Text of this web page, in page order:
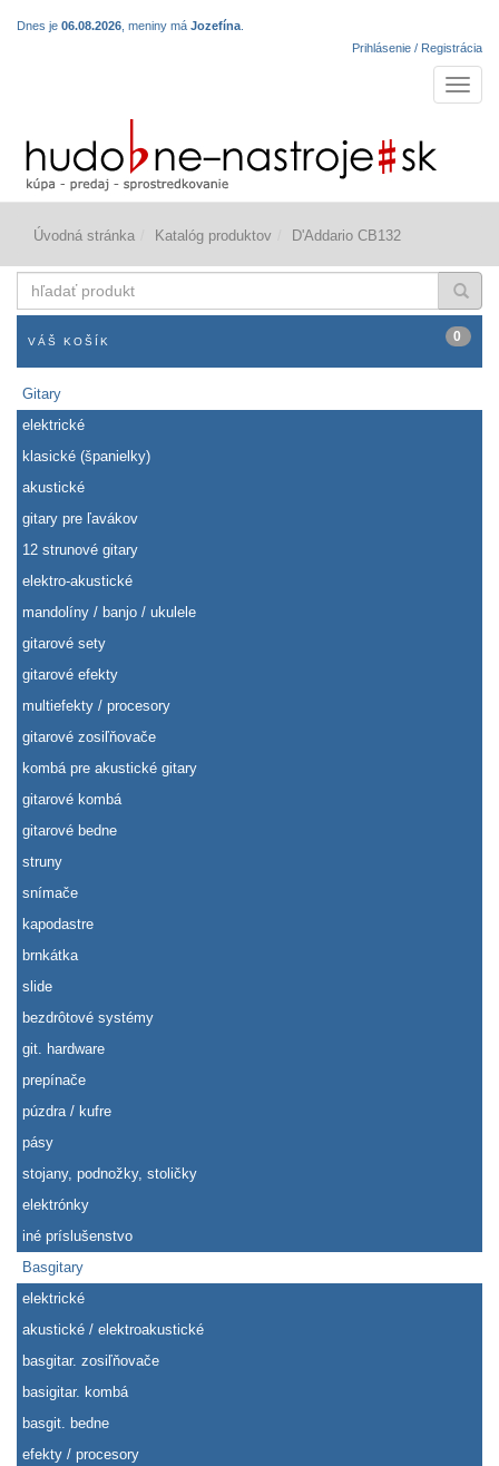
Dnes je 06.08.2026 , meniny má Jozefína
Prihlásenie / Registrácia
Úvodná stránka Katalóg produktov D'Addario CB132
produkt
VÁŠ KOŠÍK 0
Gitary
elektrické
klasické (španielky)
akustické
gitary pre ľavákov
12 strunové gitary
elektro-akustické
mandolíny / banjo / ukulele
gitarové sety
gitarové efekty
multiefekty / procesory
gitarové zosiľňovače
kombá pre akustické gitary
gitarové kombá
gitarové bedne
struny
snímače
kapodastre
brnkátka
slide
bezdrôtové systémy
git. hardware
prepínače
púzdra / kufre
pásy
stojany, podnožky, stoličky
elektrónky
iné príslušenstvo
Basgitary
elektrické
akustické / elektroakustické
basgitar. zosiľňovače
basigitar. kombá
basgit. bedne
efekty / procesory